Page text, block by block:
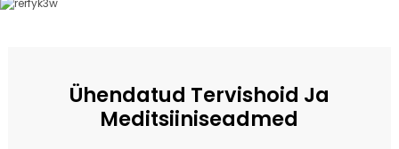
Ühendatud Tervishoid Ja
Meditsiiniseadmed